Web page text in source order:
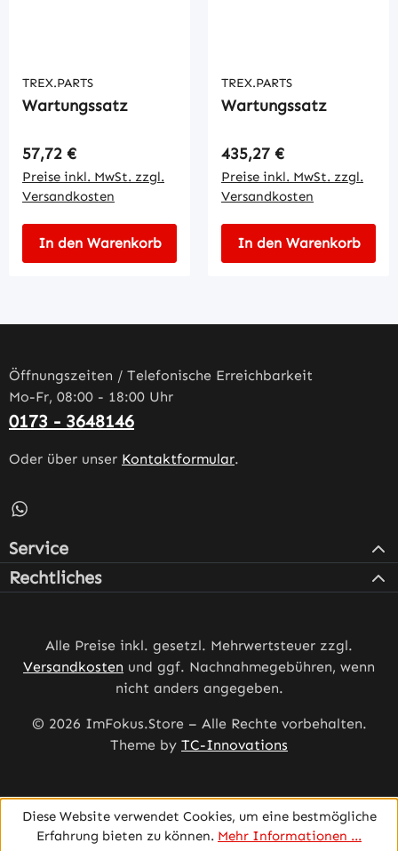
TREX.PARTS
Wartungssatz
Regulärer Preis:
57,72 €
Preise inkl. MwSt. zzgl.
Versandkosten
In den Warenkorb
TREX.PARTS
Wartungssatz
Regulärer Preis:
435,27 €
Preise inkl. MwSt. zzgl.
Versandkosten
In den Warenkorb
Öffnungszeiten / Telefonische Erreichbarkeit
Mo-Fr, 08:00 - 18:00 Uhr
0173 - 3648146
Oder über unser Kontaktformular.
Schreib uns auf WhatsApp – öffnet in neuem Tab
Service
Rechtliches
Alle Preise inkl. gesetzl. Mehrwertsteuer zzgl.
Versandkosten und ggf. Nachnahmegebühren, wenn
nicht anders angegeben.
© 2026 ImFokus.Store – Alle Rechte vorbehalten.
Theme by TC-Innovations
Diese Website verwendet Cookies, um eine bestmögliche
Erfahrung bieten zu können. Mehr Informationen ...